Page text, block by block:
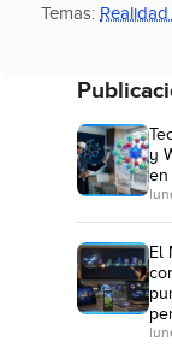
Temas:
y
en
El